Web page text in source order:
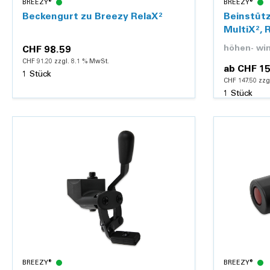
BREEZY®
Beckengurt zu Breezy RelaX²
CHF 98.59
CHF 91.20 zzgl. 8.1 % MwSt.
1 Stück
BREEZY®
MultiX²,
ab CHF
CHF 147.50
1 Stück
BREEZY® BREEZY®